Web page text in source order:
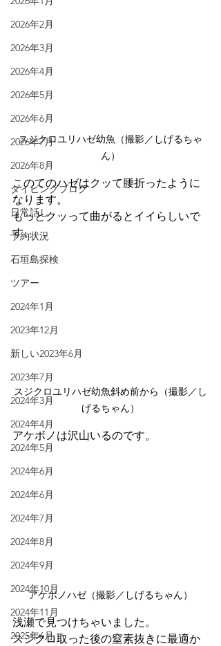
2026年2月
2026年3月
2026年4月
2026年5月
2026年6月
2026年7月
2026年8月
ダイビングブログ
日常話し
予約状況
石垣島探検
ツアー
2024年1月
2023年12月
新しい2023年6月
2023年7月
2024年3月
2024年4月
2024年5月
2024年6月
2024年6月
2024年7月
2024年8月
2024年9月
2024年10月
2024年11月
2025年6月
スジクロユリハゼ幼魚（撮影／しげるちゃ
ん）
このてのハゼはクッて腰折ったように
なります。
もっとクッって曲がるとイイらしいで
す。
スジクロユリハゼ幼魚斜め前から（撮影／し
げるちゃん）
アケボノは沢山いるのです。
アケボノハゼ（撮影／しげるちゃん）
浅瀬で見つけちゃいました。
スジクロ取った後の窒素抜きに最適か